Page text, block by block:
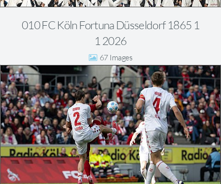
010 FC Köln Fortuna Düsseldorf 1865 1
1 2026
67